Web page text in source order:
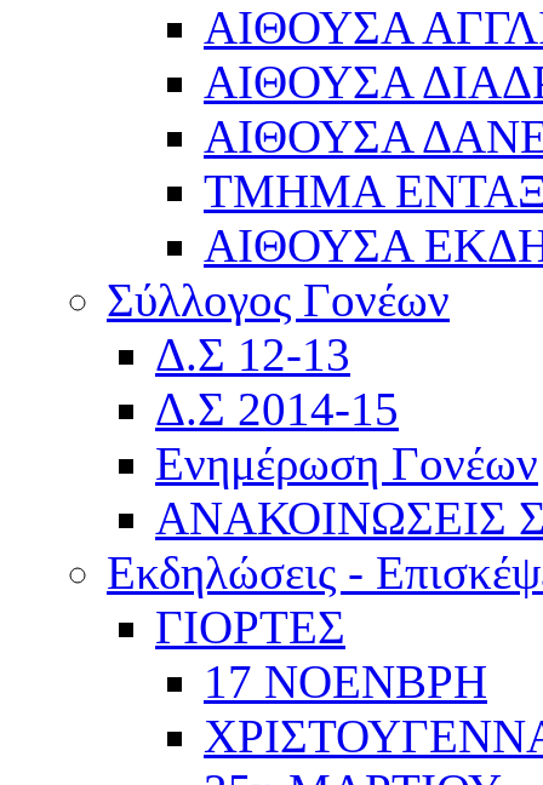
ΑΙΘΟΥΣΑ
ΑΙΘΟΥΣΑ
ΑΙΘΟΥΣΑ
ΤΜΗΜΑ
ΑΙΘΟΥΣΑ
Σύλλογος Γονέων
Δ.Σ 12-13
Δ.Σ 2014-15
Ενημέρωση Γονέων
ΑΝΑΚΟΙΝΩΣΕΙΣ
Εκδηλώσεις -
ΓΙΟΡΤΕΣ
17 ΝΟΕΝΒΡΗ